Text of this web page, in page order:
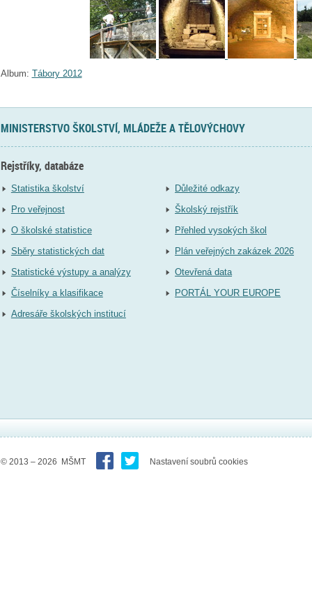
Album: Tábory 2012
MINISTERSTVO ŠKOLSTVÍ, MLÁDEŽE A TĚLOVÝCHOVY
Rejstříky, databáze
Statistika školství
Pro veřejnost
O školské statistice
Sběry statistických dat
Statistické výstupy a analýzy
Číselníky a klasifikace
Adresáře školských institucí
Důležité odkazy
Školský rejstřík
Přehled vysokých škol
Plán veřejných zakázek 2026
Otevřená data
PORTÁL YOUR EUROPE
© 2013 – 2026 MŠMT Nastavení soubrů cookies